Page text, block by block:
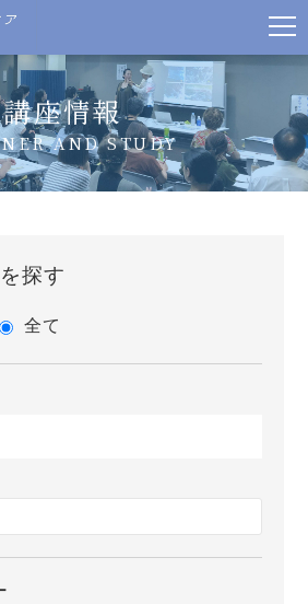
講座情報
AND STUDY
探す
全て